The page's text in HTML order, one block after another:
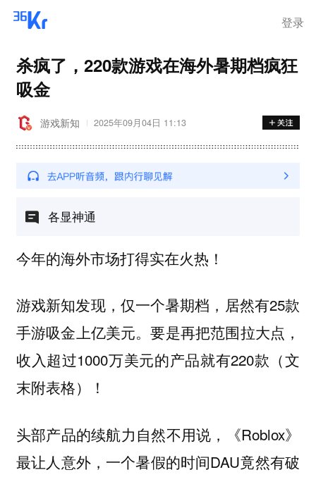
登录
杀疯了，220款游戏在海外暑期档疯狂
吸金
游戏新知 2025年09月04日 11:13
各显神通
今年的海外市场打得实在火热！
游戏新知发现，仅一个暑期档，居然有25款
手游吸金上亿美元。要是再把范围拉大点，
收入超过1000万美元的产品就有220款（文
末附表格）！
头部产品的续航力自然不用说，《Roblox》
最让人意外，一个暑假的时间DAU竟然有破